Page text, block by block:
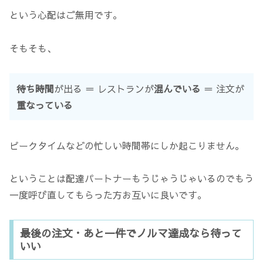
という心配はご無用です。
そもそも、
待ち時間が出る ＝ レストランが混んでいる ＝ 注文が
重なっている
ピークタイムなどの忙しい時間帯にしか起こりません。
ということは配達パートナーもうじゃうじゃいるのでもう
一度呼び直してもらった方お互いに良いです。
最後の注文・あと一件でノルマ達成なら待って
いい